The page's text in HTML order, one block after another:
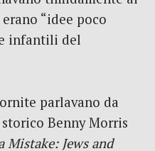
“idee poco
infantili del
parlavano da
Benny Morris
Mistake: Jews and